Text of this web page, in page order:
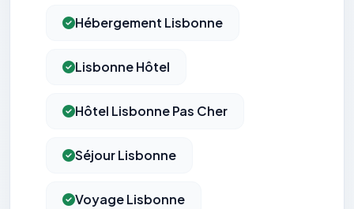
Hébergement Lisbonne
Lisbonne Hôtel
Hôtel Lisbonne Pas Cher
Séjour Lisbonne
Voyage Lisbonne